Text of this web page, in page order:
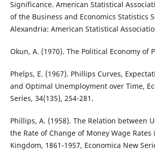
Significance. American Statistical
of the Business and Economics Statistics
Alexandria: American Statistical
Okun, A. (1970). The Political Economy of
Phelps, E. (1967). Phillips Curves,
and Optimal Unemployment over Time,
Series, 34(135), 254-281.
Phillips, A. (1958). The Relation between
the Rate of Change of Money Wage
Kingdom, 1861-1957, Economica New